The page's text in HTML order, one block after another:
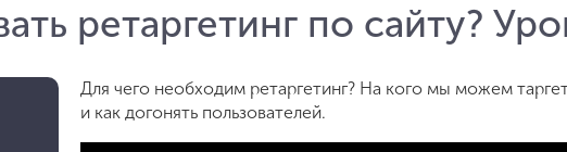
ретаргетинг по сайту?
Для чего необходим ретаргетинг? На кого мы можем
и как догонять пользователей.